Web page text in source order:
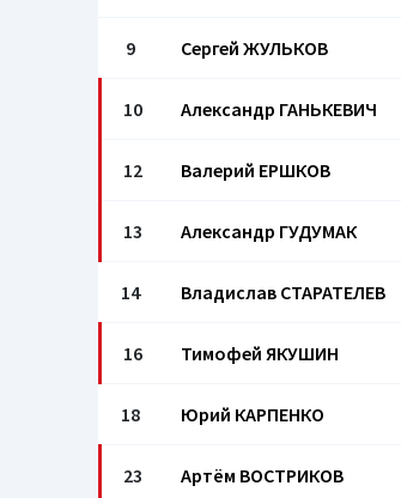
9 Сергей ЖУЛЬКОВ
10 Александр ГАНЬКЕВИЧ
12 Валерий ЕРШКОВ
13 Александр ГУДУМАК
14 Владислав СТАРАТЕЛЕВ
16 Тимофей ЯКУШИН
18 Юрий КАРПЕНКО
23 Артём ВОСТРИКОВ